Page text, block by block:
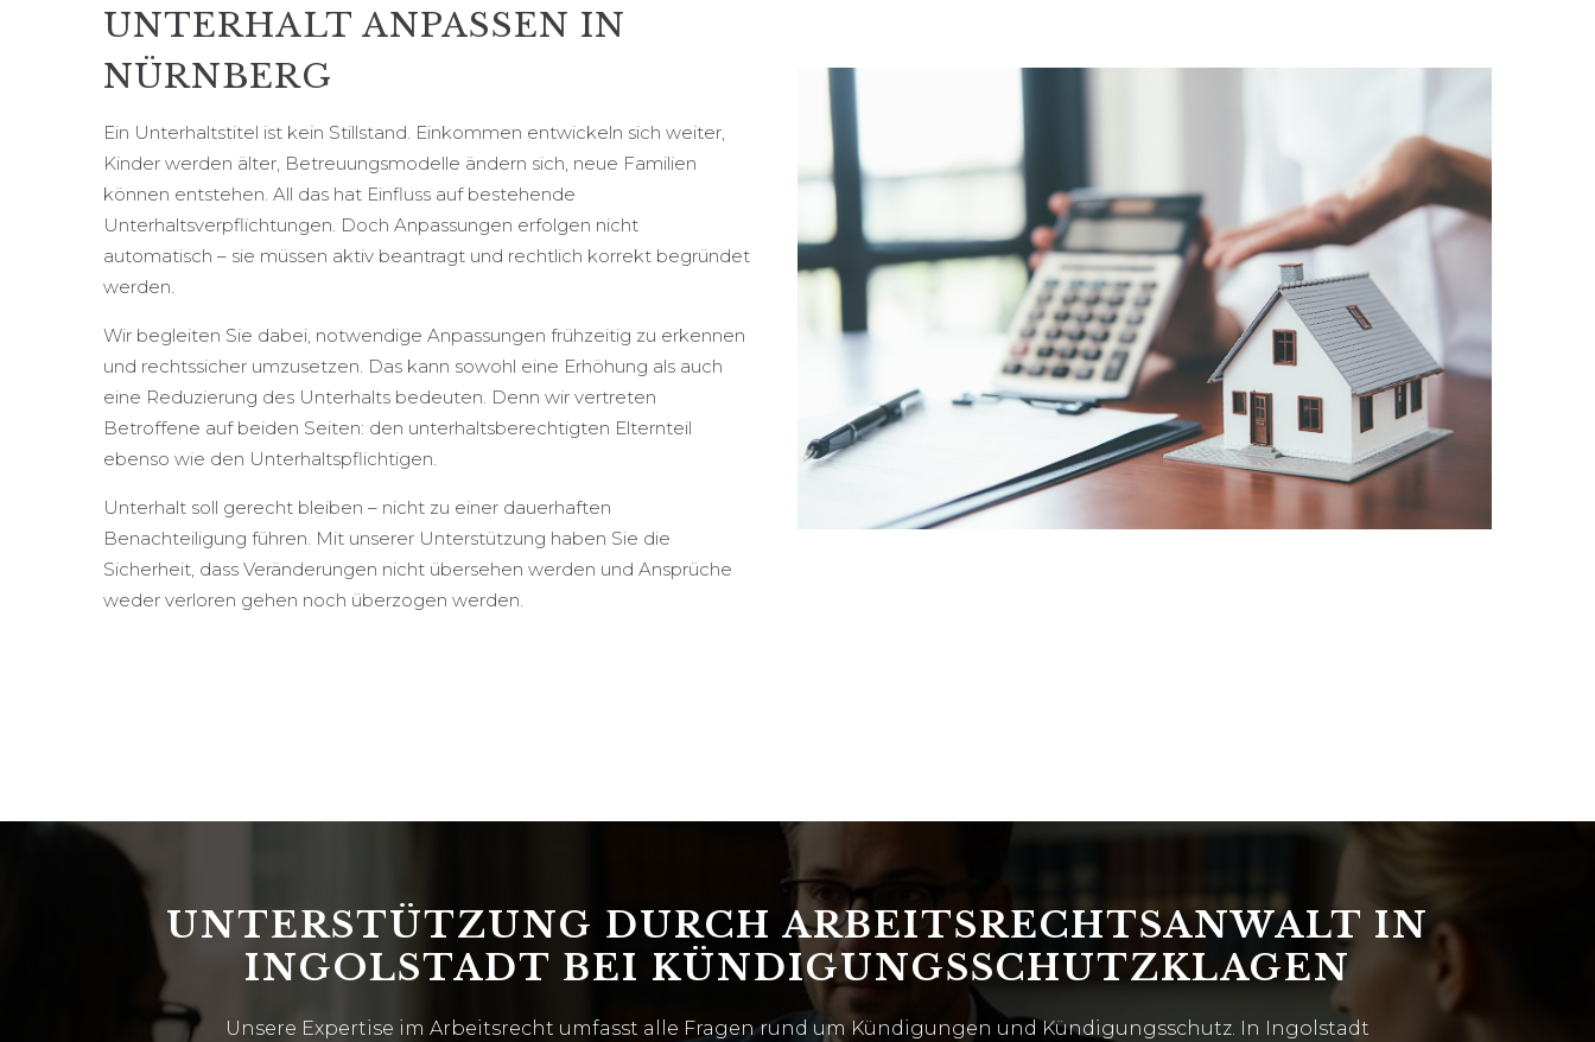
UNTERHALT ANPASSEN IN
NÜRNBERG
Ein Unterhaltstitel ist kein Stillstand. Einkommen entwickeln sich weiter,
Kinder werden älter, Betreuungsmodelle ändern sich, neue Familien
können entstehen. All das hat Einfluss auf bestehende
Unterhaltsverpflichtungen. Doch Anpassungen erfolgen nicht
automatisch – sie müssen aktiv beantragt und rechtlich korrekt begründet
werden.
Wir begleiten Sie dabei, notwendige Anpassungen frühzeitig zu erkennen
und rechtssicher umzusetzen. Das kann sowohl eine Erhöhung als auch
eine Reduzierung des Unterhalts bedeuten. Denn wir vertreten
Betroffene auf beiden Seiten: den unterhaltsberechtigten Elternteil
ebenso wie den Unterhaltspflichtigen.
Unterhalt soll gerecht bleiben – nicht zu einer dauerhaften
Benachteiligung führen. Mit unserer Unterstützung haben Sie die
Sicherheit, dass Veränderungen nicht übersehen werden und Ansprüche
weder verloren gehen noch überzogen werden.
UNTERSTÜTZUNG DURCH ARBEITSRECHTSANWALT IN
INGOLSTADT BEI KÜNDIGUNGSSCHUTZKLAGEN
Unsere Expertise im Arbeitsrecht umfasst alle Fragen rund um Kündigungen und Kündigungsschutz. In Ingolstadt